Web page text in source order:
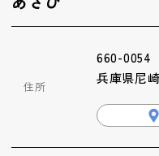
住所
660-0054
兵庫県尼